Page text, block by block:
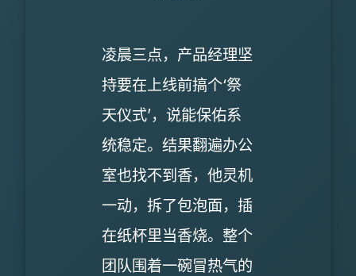
凌晨三点，产品经理坚
持要在上线前搞个‘祭
天仪式’，说能保佑系
统稳定。结果翻遍办公
室也找不到香，他灵机
一动，拆了包泡面，插
在纸杯里当香烧。整个
团队围着一碗冒热气的